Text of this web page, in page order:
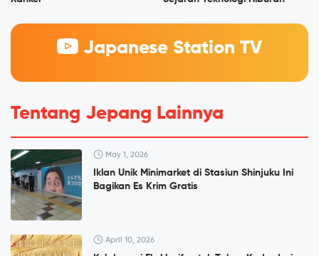
Japanese Station TV
Tentang Jepang Lainnya
May 1, 2026
Iklan Unik Minimarket di Stasiun Shinjuku Ini
Bagikan Es Krim Gratis
April 10, 2026